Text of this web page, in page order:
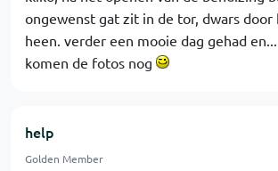
ongewenst gat zit in de tor, dwars
heen. verder een mooie dag gehad
komen de fotos nog
help
Golden Member